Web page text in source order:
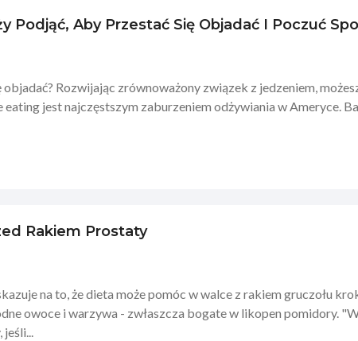
Podjąć, Aby Przestać Się Objadać I Poczuć
Rozwijając zrównoważony związek z jedzeniem,
jest najczęstszym zaburzeniem odżywiania w Ameryce.
Rakiem Prostaty
na to, że dieta może pomóc w walce z rakiem gruczołu
owoce i warzywa - zwłaszcza bogate w likopen pomidory.
jeśli...